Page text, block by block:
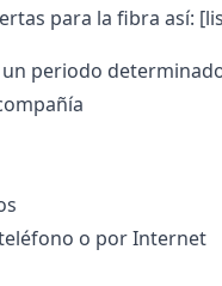
para la fibra así:
periodo
o por Internet